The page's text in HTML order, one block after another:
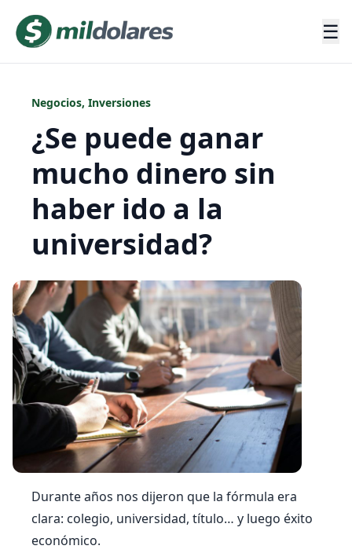
☰
Negocios, Inversiones
¿Se puede ganar
mucho dinero sin
haber ido a la
universidad?
Durante años nos dijeron que la fórmula era
clara: colegio, universidad, título… y luego éxito
económico.